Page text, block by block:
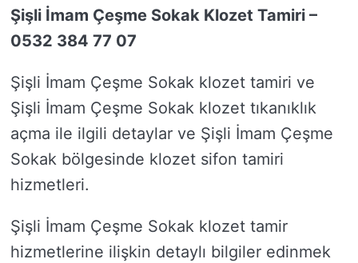
Şişli İmam Çeşme Sokak Klozet Tamiri –
0532 384 77 07
Şişli İmam Çeşme Sokak klozet tamiri ve
Şişli İmam Çeşme Sokak klozet tıkanıklık
açma ile ilgili detaylar ve Şişli İmam Çeşme
Sokak bölgesinde klozet sifon tamiri
hizmetleri.
Şişli İmam Çeşme Sokak klozet tamir
hizmetlerine ilişkin detaylı bilgiler edinmek